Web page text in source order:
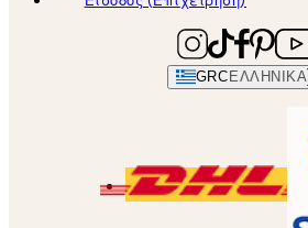
GRC ΕΛΛΗΝΙΚΆ